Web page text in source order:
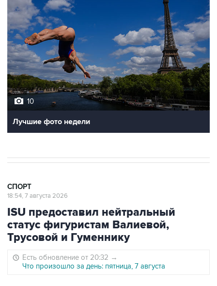
10
Лучшие фото недели
СПОРТ
18:54, 7 августа 2026
ISU предоставил нейтральный
статус фигуристам Валиевой,
Трусовой и Гуменнику
Есть обновление от 20:32 →
Что произошло за день: пятница, 7 августа